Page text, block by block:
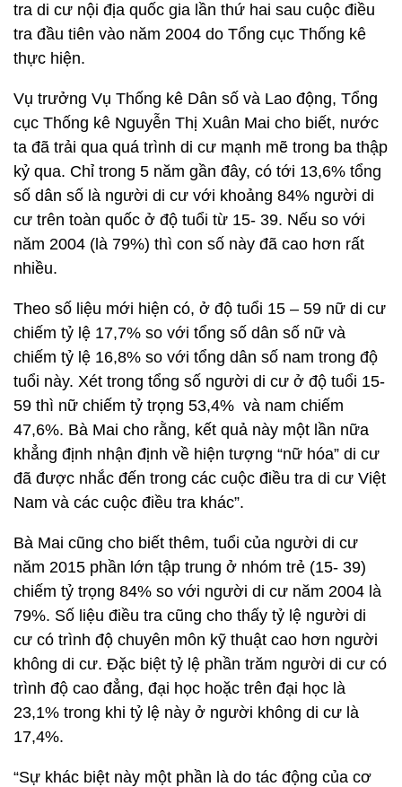
tra di cư nội địa quốc gia lần thứ hai sau cuộc điều
tra đầu tiên vào năm 2004 do Tổng cục Thống kê
thực hiện.
Vụ trưởng Vụ Thống kê Dân số và Lao động, Tổng
cục Thống kê Nguyễn Thị Xuân Mai cho biết, nước
ta đã trải qua quá trình di cư mạnh mẽ trong ba thập
kỷ qua. Chỉ trong 5 năm gần đây, có tới 13,6% tổng
số dân số là người di cư với khoảng 84% người di
cư trên toàn quốc ở độ tuổi từ 15- 39. Nếu so với
năm 2004 (là 79%) thì con số này đã cao hơn rất
nhiều.
Theo số liệu mới hiện có, ở độ tuổi 15 – 59 nữ di cư
chiếm tỷ lệ 17,7% so với tổng số dân số nữ và
chiếm tỷ lệ 16,8% so với tổng dân số nam trong độ
tuổi này. Xét trong tổng số người di cư ở độ tuổi 15-
59 thì nữ chiếm tỷ trọng 53,4% và nam chiếm
47,6%. Bà Mai cho rằng, kết quả này một lần nữa
khẳng định nhận định về hiện tượng “nữ hóa” di cư
đã được nhắc đến trong các cuộc điều tra di cư Việt
Nam và các cuộc điều tra khác”.
Bà Mai cũng cho biết thêm, tuổi của người di cư
năm 2015 phần lớn tập trung ở nhóm trẻ (15- 39)
chiếm tỷ trọng 84% so với người di cư năm 2004 là
79%. Số liệu điều tra cũng cho thấy tỷ lệ người di
cư có trình độ chuyên môn kỹ thuật cao hơn người
không di cư. Đặc biệt tỷ lệ phần trăm người di cư có
trình độ cao đẳng, đại học hoặc trên đại học là
23,1% trong khi tỷ lệ này ở người không di cư là
17,4%.
“Sự khác biệt này một phần là do tác động của cơ